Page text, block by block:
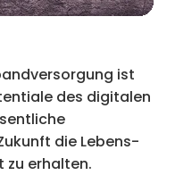
ist
des digitalen
die Lebens-
erhalten.